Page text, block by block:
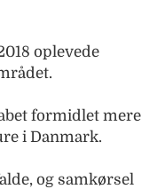
oplevede
formidlet mere
i Danmark.
og samkørsel